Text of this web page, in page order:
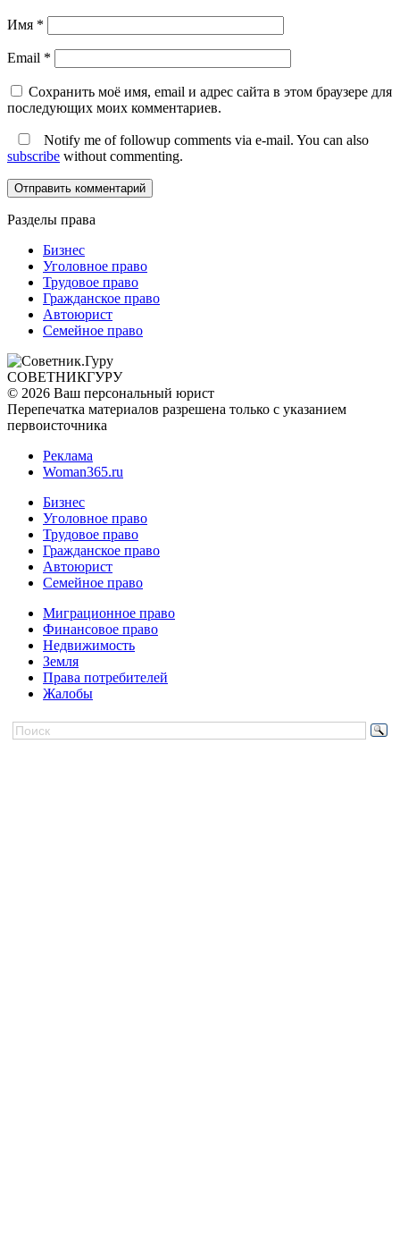
Имя *
Email *
Сохранить моё имя, email и адрес сайта в этом браузере для
последующих моих комментариев.
Notify me of followup comments via e-mail. You can also
subscribe without commenting.
Разделы права
Бизнес
Уголовное право
Трудовое право
Гражданское право
Автоюрист
Семейное право
СОВЕТНИКГУРУ
© 2026 Ваш персональный юрист
Перепечатка материалов разрешена только с указанием
первоисточника
Реклама
Woman365.ru
Бизнес
Уголовное право
Трудовое право
Гражданское право
Автоюрист
Семейное право
Миграционное право
Финансовое право
Недвижимость
Земля
Права потребителей
Жалобы